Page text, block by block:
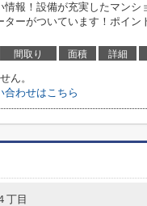
報！設備が充実したマンシ
ーがついています！ポイン
間取り 面積 詳細
ん。
合わせはこちら
丁目